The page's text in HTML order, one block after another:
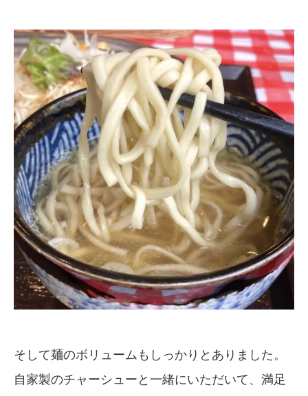
そして麺のボリュームもしっかりとありました。
自家製のチャーシューと一緒にいただいて、満足